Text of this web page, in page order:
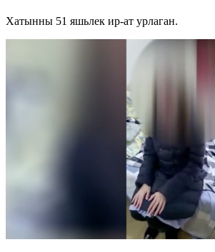
Хатынны 51 яшьлек ир-ат урлаган.